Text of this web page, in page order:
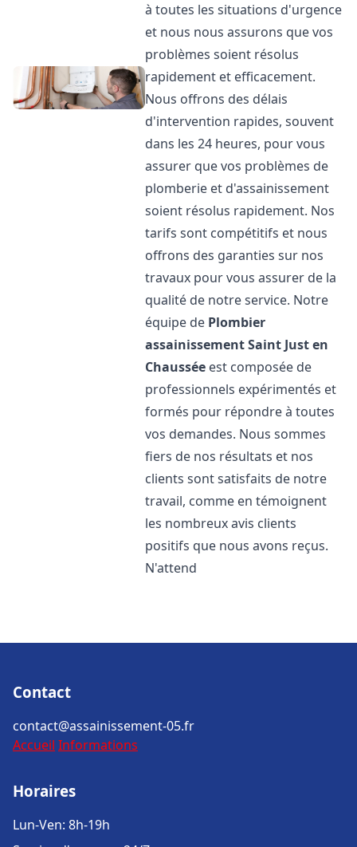
à toutes les situations d'urgence
et nous nous assurons que vos
problèmes soient résolus
rapidement et efficacement.
Nous offrons des délais
d'intervention rapides, souvent
dans les 24 heures, pour vous
assurer que vos problèmes de
plomberie et d'assainissement
soient résolus rapidement. Nos
tarifs sont compétitifs et nous
offrons des garanties sur nos
travaux pour vous assurer de la
qualité de notre service. Notre
équipe de Plombier
assainissementSaint Just en
Chaussée est composée de
professionnels expérimentés et
formés pour répondre à toutes
vos demandes. Nous sommes
fiers de nos résultats et nos
clients sont satisfaits de notre
travail, comme en témoignent
les nombreux avis clients
positifs que nous avons reçus.
N'attend
Contact
contact@assainissement-05.fr
Accueil Informations
Horaires
Lun-Ven: 8h-19h